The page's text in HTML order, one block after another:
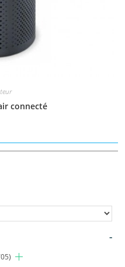
connecté
-